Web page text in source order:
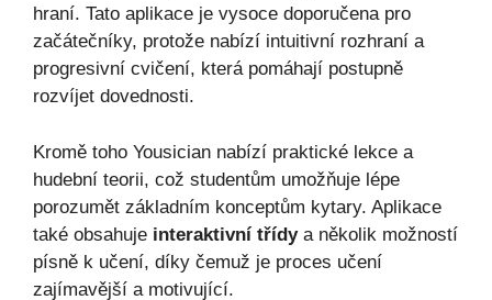
hraní. Tato aplikace je vysoce doporučena pro
začátečníky, protože nabízí intuitivní rozhraní a
progresivní cvičení, která pomáhají postupně
rozvíjet dovednosti.
Kromě toho Yousician nabízí praktické lekce a
hudební teorii, což studentům umožňuje lépe
porozumět základním konceptům kytary. Aplikace
také obsahuje interaktivní třídya několik možností
písně k učení, díky čemuž je proces učení
zajímavější a motivující.